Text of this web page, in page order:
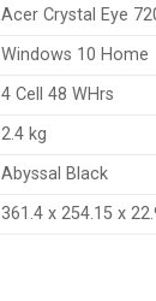
Acer Crystal Eye
Windows 10 Home
4 Cell 48 WHrs
2.4 kg
Abyssal Black
361.4 x 254.15 x